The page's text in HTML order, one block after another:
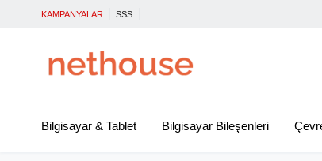
KAMPANYALAR SSS
Bilgisayar & Tablet Bilgisayar Bileşenleri